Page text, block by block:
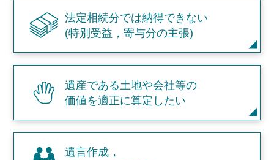
法定相続分では納得できない
(特別受益，寄与分の主張)
遺産である土地や会社等の
価値を適正に算定したい
遺言作成，